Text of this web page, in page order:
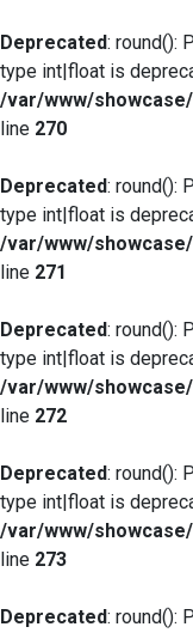
Deprecated: round():
type int|float is
/var/www/
line 270
Deprecated: round():
type int|float is
/var/www/
line 271
Deprecated: round():
type int|float is
/var/www/
line 272
Deprecated: round():
type int|float is
/var/www/
line 273
Deprecated: round():